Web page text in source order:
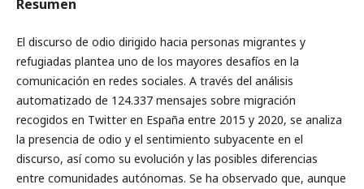
Resumen
El discurso de odio dirigido hacia personas migrantes y
refugiadas plantea uno de los mayores desafíos en la
comunicación en redes sociales. A través del análisis
automatizado de 124.337 mensajes sobre migración
recogidos en Twitter en España entre 2015 y 2020, se analiza
la presencia de odio y el sentimiento subyacente en el
discurso, así como su evolución y las posibles diferencias
entre comunidades autónomas. Se ha observado que, aunque